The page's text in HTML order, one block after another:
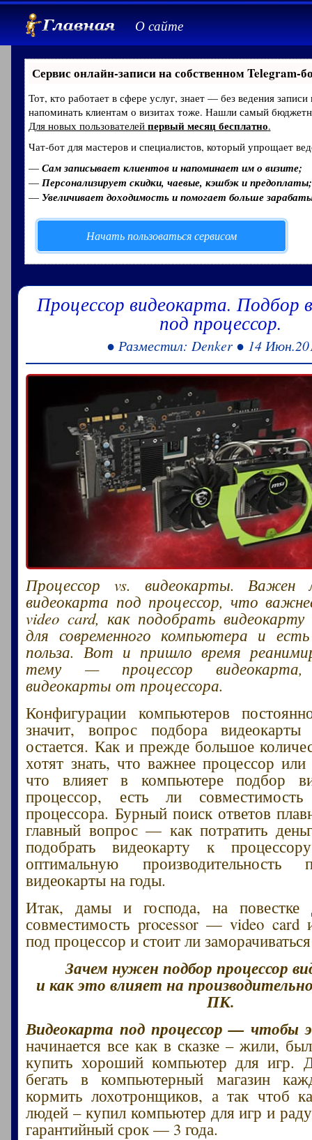
О сайте
Сервис онлайн-записи на собственном Telegram-
Тот, кто работает в сфере услуг, знает — без ведения
напоминать клиентам о визитах тоже. Нашли самый
Для новых пользователей первый месяц бесплатно.
Чат-бот для мастеров и специалистов, который упрощает
— Сам записывает клиентов и напоминает им о визите;
— Персонализирует скидки, чаевые, кэшбэк и предоплаты;
— Увеличивает доходимость и помогает больше
Начать пользоваться сервисом
Процессор видеокарта. Подбор
под процессор.
● Разместил: Denker ● 14
Процессор vs. видеокарты.
видеокарта под процессор, что
video card, как подобрать видеокарту
для современного компьютера и
польза. Вот и пришло время
тему — процессор видеокарта,
видеокарты от процессора.
Конфигурации компьютеров
значит, вопрос подбора
остается. Как и прежде большое
хотят знать, что важнее процессор или
что влияет в компьютере подбор
процессор, есть ли
процессора. Бурный поиск ответов
главный вопрос — как потратить
подобрать видеокарту к
оптимальную производительность
видеокарты на годы.
Итак, дамы и господа, на
совместимость processor — video card
под процессор и стоит ли
Зачем нужен подбор процессор
и как это влияет на
ПК.
Видеокарта под процессор — чтобы
начинается все как в сказке – жили,
купить хороший компьютер для игр.
бегать в компьютерный магазин
кормить лохотронщиков, а так чтоб
людей – купил компьютер для игр и
гарантийный срок — 3 года.